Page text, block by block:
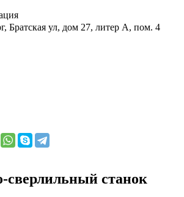
Братская ул, дом 27, литер А, пом. 4
сверлильный станок